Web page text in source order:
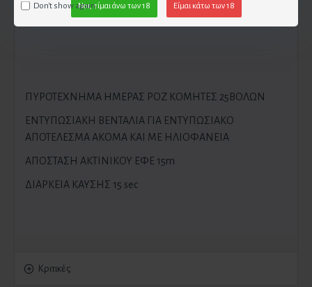
Ναι, είμαι άνω των 18 Είμαι κάτω των 18
Don't show again.
ΠΥΡΟΤΕΧΝΗΜΑ ΗΜΕΡΑΣ ΡΟΖ ΚΟΜΗΤΕΣ 25ΒΟΛΩΝ
ΕΝΤΥΠΩΣΙΑΚΗ ΒΕΝΤΑΛΙΑ ΓΙΑ ΕΝΤΥΠΩΣΙΑΚΟ
ΑΠΟΤΕΛΕΣΜΑ ΑΚΟΜΑ ΚΑΙ ΜΕ ΗΛΙΟΦΑΝΕΙΑ
ΑΠΟΣΤΑΣΗ ΑΚΤΙΝΙΚΟΥ ΕΦΕ 15m
ΔΙΑΡΚΕΙΑ ΚΑΥΣΗΣ 15 sec
Κριτικές